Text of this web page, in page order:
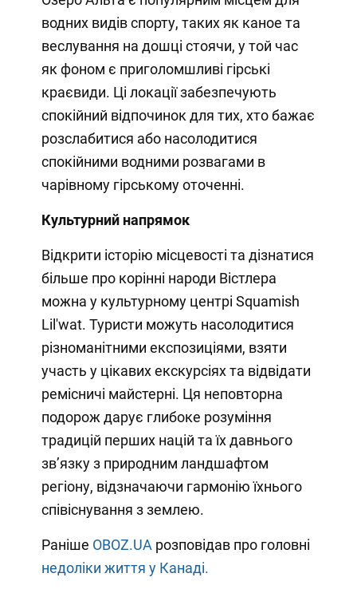
водних видів спорту, таких як каное та
веслування на дошці стоячи, у той час
як фоном є приголомшливі гірські
краєвиди. Ці локації забезпечують
спокійний відпочинок для тих, хто бажає
розслабитися або насолодитися
спокійними водними розвагами в
чарівному гірському оточенні.
Культурний напрямок
Відкрити історію місцевості та дізнатися
більше про корінні народи Вістлера
можна у культурному центрі Squamish
Lil'wat. Туристи можуть насолодитися
різноманітними експозиціями, взяти
участь у цікавих екскурсіях та відвідати
ремісничі майстерні. Ця неповторна
подорож дарує глибоке розуміння
традицій перших націй та їх давнього
зв’язку з природним ландшафтом
регіону, відзначаючи гармонію їхнього
співіснування з землею.
Раніше OBOZ.UA розповідав про головні
недоліки життя у Канаді.